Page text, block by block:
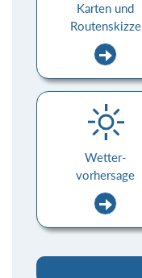
Karten und
Routenskizze
Wetter-
vorhersage